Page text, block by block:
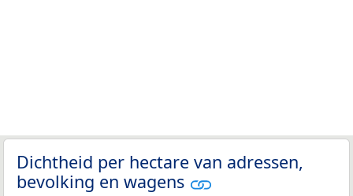
Dichtheid per hectare van adressen,
bevolking en wagens